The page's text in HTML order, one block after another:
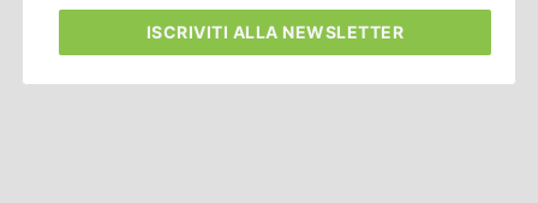
ISCRIVITI ALLA NEWSLETTER